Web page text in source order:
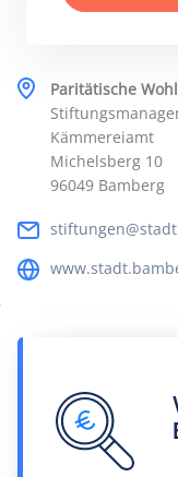
Paritätische
Kämmereiamt
Michelsberg 10
96049 Bamberg